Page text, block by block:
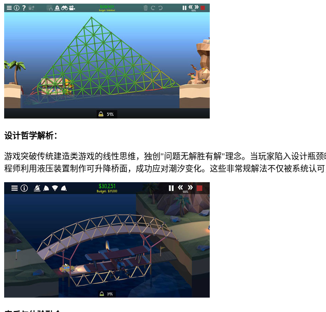
设计哲学解析：
游戏突破传统建造类游戏的线性思维，独创"问题无解胜有解"理念。当玩家陷入设计
程师利用液压装置制作可升降桥面，成功应对潮汐变化。这些非常规解法不仅被系统认